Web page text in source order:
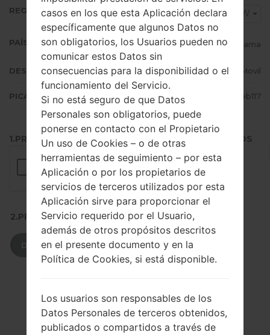
REGIÓN PCW
PAÍS (UN/EL PAÍS) Panama
DESCRIPCIÓN +Movil
PICADILLO 59dcb6bf019867750e4f1bfd40eb117
1.PRESIONE EL BOTÓN PARA CARGAR LOS ARCHIVOS
2.PRESIONE PARA DESCARGAR
DESCARGAR
casos en los que esta Aplicación declara
específicamente que algunos Datos no
son obligatorios, los Usuarios pueden no
comunicar estos Datos sin
consecuencias para la disponibilidad o el
funcionamiento del Servicio.
Si no está seguro de que Datos
Personales son obligatorios, puede
ponerse en contacto con el Propietario
Un uso de Cookies – o de otras
herramientas de seguimiento – por esta
Aplicación o por los propietarios de
servicios de terceros utilizados por esta
Aplicación sirve para proporcionar el
Servicio requerido por el Usuario,
además de otros propósitos descritos
en el presente documento y en la
Política de Cookies, si está disponible.
Los usuarios son responsables de los
Datos Personales de terceros obtenidos,
publicados o compartidos a través de